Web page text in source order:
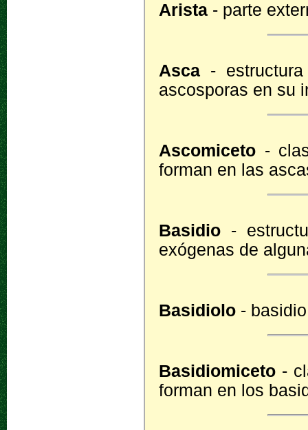
Arista - parte
Asca -
ascosporas en su
Ascomiceto -
forman en las
Basidio -
exógenas de
Basidiolo -
Basidiomiceto -
forman en los